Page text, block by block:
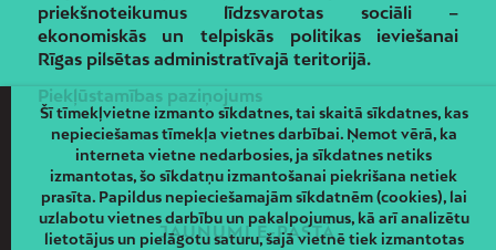
priekšnoteikumus līdzsvarotas sociāli –
ekonomiskās un telpiskās politikas ieviešanai
Rīgas pilsētas administratīvajā teritorijā.
Piekļūstamības paziņojums
JAUNUMI E-PASTĀ
Šī tīmekļvietne izmanto sīkdatnes, tai skaitā sīkdatnes, kas
nepieciešamas tīmekļa vietnes darbībai. Ņemot vērā, ka
interneta vietne nedarbosies, ja sīkdatnes netiks
izmantotas, šo sīkdatņu izmantošanai piekrišana netiek
prasīta. Papildus nepieciešamajām sīkdatnēm (cookies), lai
uzlabotu vietnes darbību un pakalpojumus, kā arī analizētu
lietotājus un pielāgotu saturu, šajā vietnē tiek izmantotas